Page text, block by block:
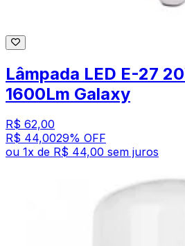
Lâmpada LED E-27
1600Lm Galaxy
R$ 62,00
R$ 44,0029% OFF
ou 1x de R$ 44,00 sem juros